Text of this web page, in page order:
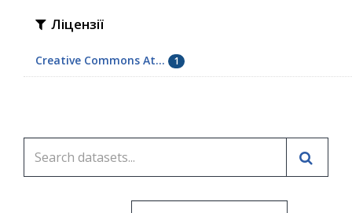
Ліцензії
Creative Commons At... 1